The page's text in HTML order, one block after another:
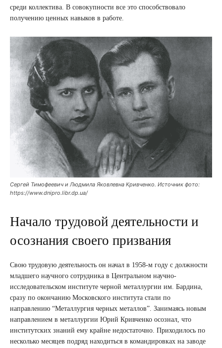
среди коллектива. В совокупности все это способствовало
получению ценных навыков в работе.
Сергей Тимофеевич и Людмила Яковлевна Кривченко. Источник фото:
https://www.dnipro.libr.dp.ua/
Начало трудовой деятельности и
осознания своего призвания
Свою трудовую деятельность он начал в 1958-м году с должности
младшего научного сотрудника в Центральном научно-
исследовательском институте черной металлургии им. Бардина,
сразу по окончанию Московского института стали по
направлению “Металлургия черных металлов”. Занимаясь новым
направлением в металлургии Юрий Кривченко осознал, что
институтских знаний ему крайне недостаточно. Приходилось по
несколько месяцев подряд находиться в командировках на заводе